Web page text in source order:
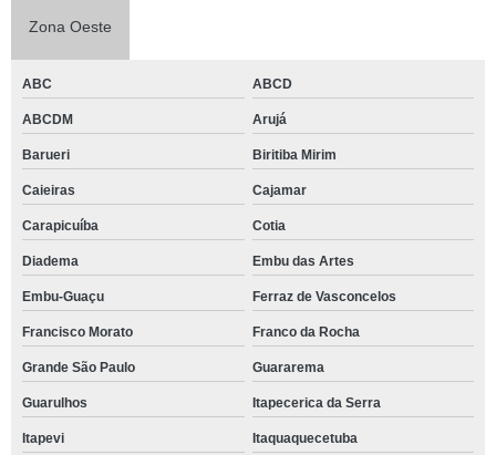
Zona Oeste
ABC ABCD
ABCDM Arujá
Barueri Biritiba Mirim
Caieiras Cajamar
Carapicuíba Cotia
Diadema Embu das Artes
Embu-Guaçu Ferraz de Vasconcelos
Francisco Morato Franco da Rocha
Grande São Paulo Guararema
Guarulhos Itapecerica da Serra
Itapevi Itaquaquecetuba